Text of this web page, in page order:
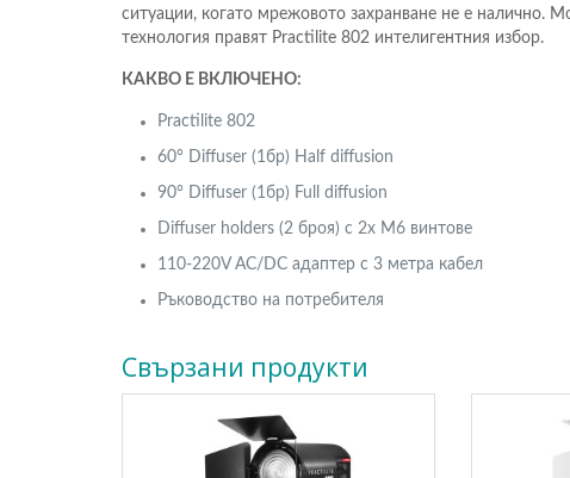
ситуации, когато мрежовото захранване не е налично.
технология правят Practilite 802 интелигентния избор.
КАКВО Е ВКЛЮЧЕНО:
Practilite 802
60° Diffuser (1бр) Half diffusion
90° Diffuser (1бр) Full diffusion
Diffuser holders (2 броя) с 2x M6 винтове
110-220V AC/DC адаптер с 3 метра кабел
Ръководство на потребителя
Свързани продукти